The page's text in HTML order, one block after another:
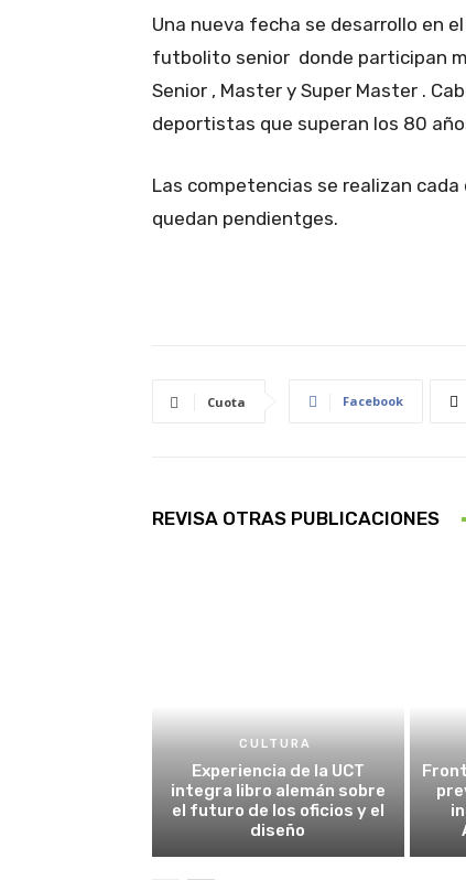
Una nueva fecha se desarrollo en
futbolito senior donde participan
Senior , Master y Super Master .
deportistas que superan los 80
Las competencias se realizan
quedan pendientges.
Cuota Facebook
REVISA OTRAS PUBLICACIONES
CULTURA
Experiencia de la UCT
integra libro alemán sobre
el futuro de los oficios y el
diseño